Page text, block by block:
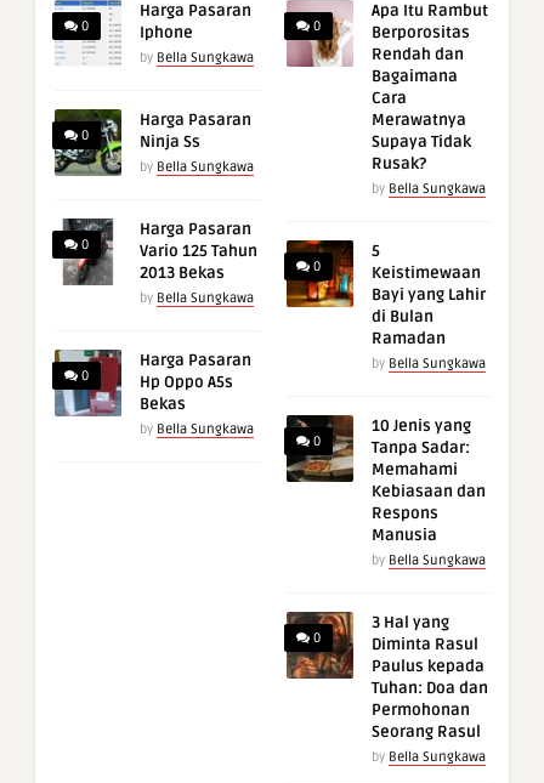
0
Harga Pasaran
Iphone
by Bella Sungkawa
0
Harga Pasaran
Ninja Ss
by Bella Sungkawa
0
Harga Pasaran
Vario 125 Tahun
2013 Bekas
by Bella Sungkawa
0
Harga Pasaran
Hp Oppo A5s
Bekas
by Bella Sungkawa
0
Apa Itu Rambut
Berporositas
Rendah dan
Bagaimana
Cara
Merawatnya
Supaya Tidak
Rusak?
by Bella Sungkawa
0
5
Keistimewaan
Bayi yang Lahir
di Bulan
Ramadan
by Bella Sungkawa
0
10 Jenis yang
Tanpa Sadar:
Memahami
Kebiasaan dan
Respons
Manusia
by Bella Sungkawa
0
3 Hal yang
Diminta Rasul
Paulus kepada
Tuhan: Doa dan
Permohonan
Seorang Rasul
by Bella Sungkawa